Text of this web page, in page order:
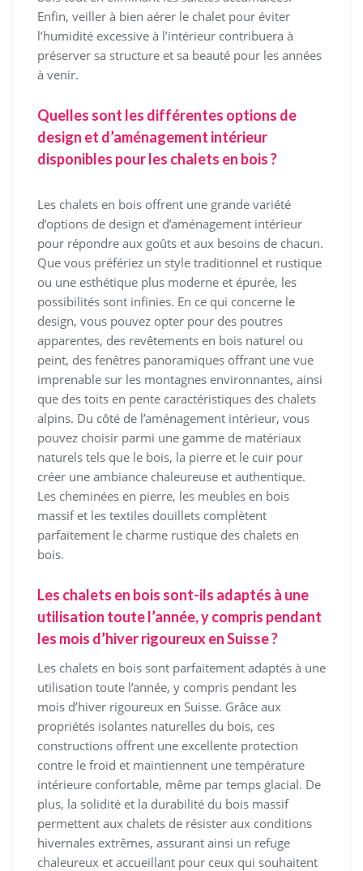
Enfin, veiller à bien aérer le chalet pour éviter
l’humidité excessive à l’intérieur contribuera à
préserver sa structure et sa beauté pour les années
à venir.
Quelles sont les différentes options de
design et d’aménagement intérieur
disponibles pour les chalets en bois ?
Les chalets en bois offrent une grande variété
d’options de design et d’aménagement intérieur
pour répondre aux goûts et aux besoins de chacun.
Que vous préfériez un style traditionnel et rustique
ou une esthétique plus moderne et épurée, les
possibilités sont infinies. En ce qui concerne le
design, vous pouvez opter pour des poutres
apparentes, des revêtements en bois naturel ou
peint, des fenêtres panoramiques offrant une vue
imprenable sur les montagnes environnantes, ainsi
que des toits en pente caractéristiques des chalets
alpins. Du côté de l’aménagement intérieur, vous
pouvez choisir parmi une gamme de matériaux
naturels tels que le bois, la pierre et le cuir pour
créer une ambiance chaleureuse et authentique.
Les cheminées en pierre, les meubles en bois
massif et les textiles douillets complètent
parfaitement le charme rustique des chalets en
bois.
Les chalets en bois sont-ils adaptés à une
utilisation toute l’année, y compris pendant
les mois d’hiver rigoureux en Suisse ?
Les chalets en bois sont parfaitement adaptés à une
utilisation toute l’année, y compris pendant les
mois d’hiver rigoureux en Suisse. Grâce aux
propriétés isolantes naturelles du bois, ces
constructions offrent une excellente protection
contre le froid et maintiennent une température
intérieure confortable, même par temps glacial. De
plus, la solidité et la durabilité du bois massif
permettent aux chalets de résister aux conditions
hivernales extrêmes, assurant ainsi un refuge
chaleureux et accueillant pour ceux qui souhaitent